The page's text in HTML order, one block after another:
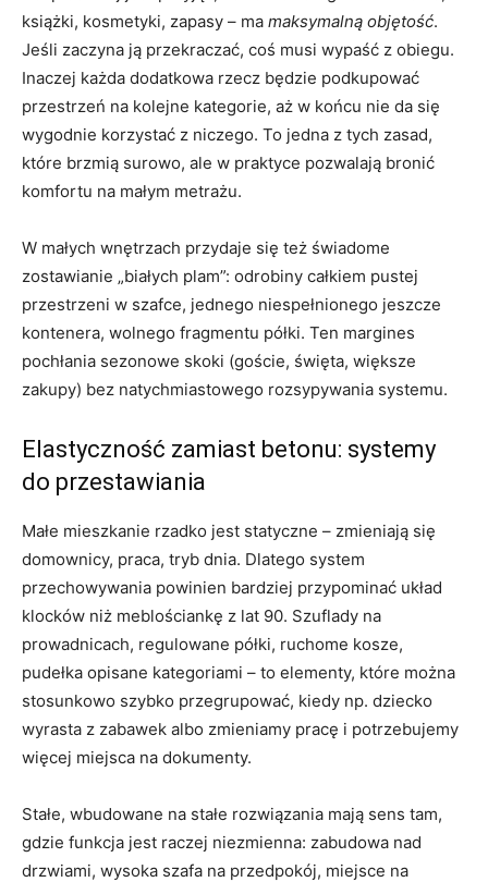
książki, kosmetyki, zapasy – ma maksymalną objętość.
Jeśli zaczyna ją przekraczać, coś musi wypaść z obiegu.
Inaczej każda dodatkowa rzecz będzie podkupować
przestrzeń na kolejne kategorie, aż w końcu nie da się
wygodnie korzystać z niczego. To jedna z tych zasad,
które brzmią surowo, ale w praktyce pozwalają bronić
komfortu na małym metrażu.
W małych wnętrzach przydaje się też świadome
zostawianie „białych plam”: odrobiny całkiem pustej
przestrzeni w szafce, jednego niespełnionego jeszcze
kontenera, wolnego fragmentu półki. Ten margines
pochłania sezonowe skoki (goście, święta, większe
zakupy) bez natychmiastowego rozsypywania systemu.
Elastyczność zamiast betonu: systemy
do przestawiania
Małe mieszkanie rzadko jest statyczne – zmieniają się
domownicy, praca, tryb dnia. Dlatego system
przechowywania powinien bardziej przypominać układ
klocków niż meblościankę z lat 90. Szuflady na
prowadnicach, regulowane półki, ruchome kosze,
pudełka opisane kategoriami – to elementy, które można
stosunkowo szybko przegrupować, kiedy np. dziecko
wyrasta z zabawek albo zmieniamy pracę i potrzebujemy
więcej miejsca na dokumenty.
Stałe, wbudowane na stałe rozwiązania mają sens tam,
gdzie funkcja jest raczej niezmienna: zabudowa nad
drzwiami, wysoka szafa na przedpokój, miejsce na